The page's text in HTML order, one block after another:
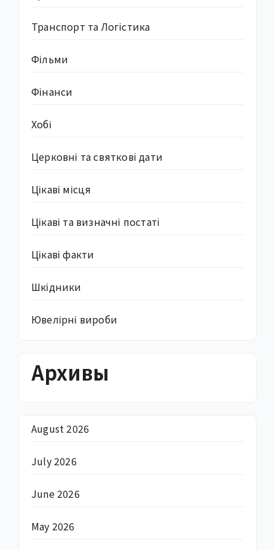
Транспорт та Логістика
Фільми
Фінанси
Хобі
Церковні та святкові дати
Цікаві місця
Цікаві та визначні постаті
Цікаві факти
Шкідники
Ювелірні вироби
Архивы
August 2026
July 2026
June 2026
May 2026